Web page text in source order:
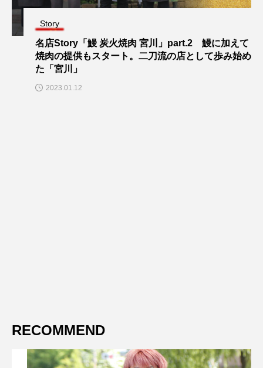
Story
名店Story「鰻 炭火焼肉 宮川」part.2 鰻に加えて
焼肉の提供もスタート。二刀流の店として歩み始め
た「宮川」
2023.01.12
RECOMMEND